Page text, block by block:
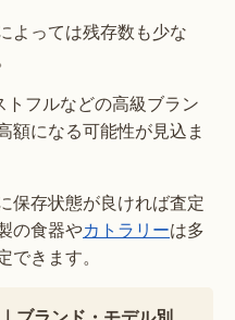
よっては残存数も少な
フルなどの高級ブラン
額になる可能性が見込ま
保存状態が良ければ査定
の食器やカトラリーは多
きます。